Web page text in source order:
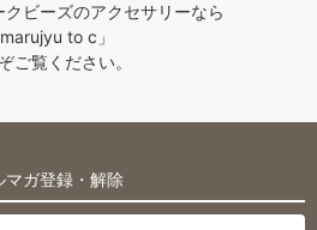
クビーズのアクセサリーなら
marujyu to c」
ご覧ください。
マガ登録・解除